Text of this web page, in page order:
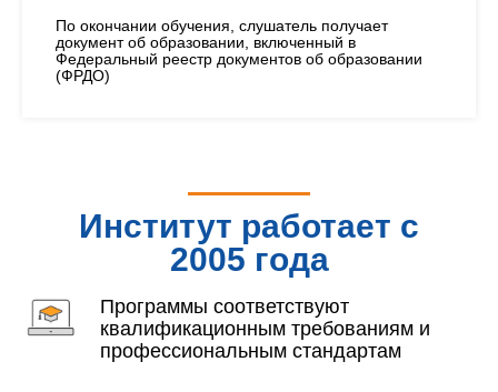
По окончании обучения, слушатель получает
документ об образовании, включенный в
Федеральный реестр документов об образовании
(ФРДО)
Институт работает с
2005 года
Программы соответствуют
квалификационным требованиям и
профессиональным стандартам